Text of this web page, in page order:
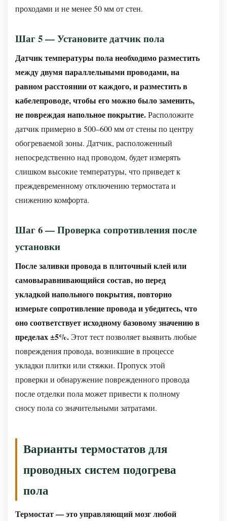
проходами и не менее 50 мм от стен.
Шаг 5 — Установите датчик пола
Датчик температуры пола необходимо разместить
между двумя параллельными проводами, на
равном расстоянии от каждого, и разместить в
кабелепроводе, чтобы его можно было заменить,
не повреждая напольное покрытие.Расположите
датчик примерно в 500–600 мм от стены по центру
обогреваемой зоны. Датчик, расположенный
непосредственно над проводом, будет измерять
слишком высокие температуры, что приведет к
преждевременному отключению термостата и
снижению комфорта.
Шаг 6 — Проверка сопротивления после
установки
После заливки провода в плиточный клей или
самовыравнивающийся состав, но перед
укладкой напольного покрытия, повторно
измерьте сопротивление провода и убедитесь, что
оно соответствует исходному базовому значению в
пределах ±5%. Этот тест позволяет выявить любые
повреждения провода, возникшие в процессе
укладки плитки или стяжки. Пропуск этой
проверки и обнаружение поврежденного провода
после отделки пола может привести к полному
сносу пола со значительными затратами.
Варианты термостатов для
проводных систем подогрева
пола
Термостат — это управляющий мозг любой